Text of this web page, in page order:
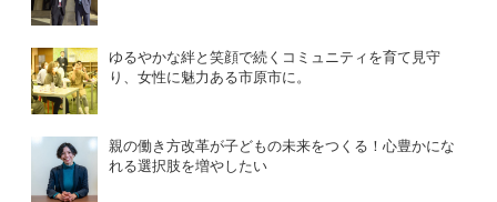
ゆるやかな絆と笑顔で続くコミュニティを育て見守
り、女性に魅力ある市原市に。
親の働き方改革が子どもの未来をつくる！心豊かにな
れる選択肢を増やしたい